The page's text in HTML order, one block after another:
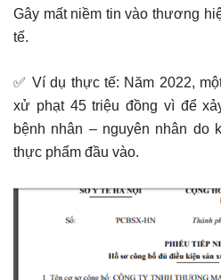
Gây mất niềm tin vào thương
tế.
✅ Ví dụ thực tế: Năm 2022,
xử phạt 45 triệu đồng vì để
bệnh nhân – nguyên nhân do
thực phẩm đầu vào.